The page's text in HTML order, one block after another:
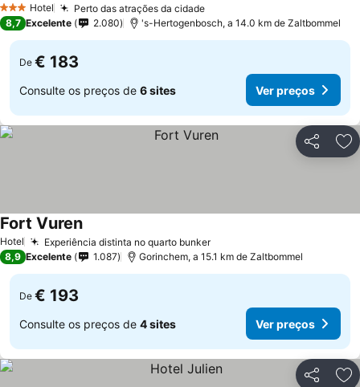
3 EstrelasHotel Perto das atrações da cidade
8,7 Excelente 2.080 's-Hertogenbosch, a 14.0 km de Zaltbommel
De € 183
Consulte os preços de 6 sites Ver preços
Partilhar
Hotel Experiência distinta no quarto bunker
Fort Vuren
8,9 Excelente 1.087 Gorinchem, a 15.1 km de Zaltbommel
De € 193
Consulte os preços de 4 sites Ver preços
Partilhar